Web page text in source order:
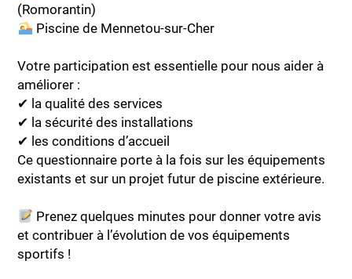
(Romorantin)
Piscine de Mennetou-sur-Cher
Votre participation est essentielle pour nous aider à
améliorer :
✔ la qualité des services
✔ la sécurité des installations
✔ les conditions d’accueil
Ce questionnaire porte à la fois sur les équipements
existants et sur un projet futur de piscine extérieure.
Prenez quelques minutes pour donner votre avis
et contribuer à l’évolution de vos équipements
sportifs !